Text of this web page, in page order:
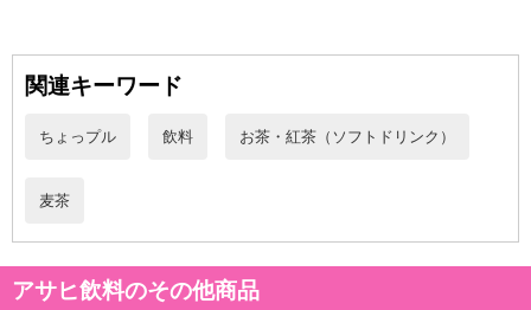
さい）
こちらの情報は2026-07-09 14:08:36.0
関連キーワード
ちょっプル 飲料 お茶・紅茶（ソフトドリンク）
麦茶
アサヒ飲料のその他商品